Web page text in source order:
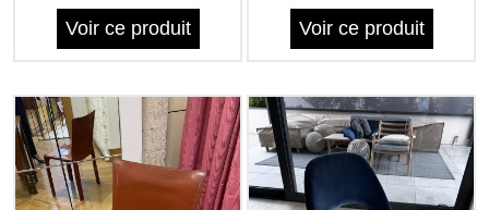
Voir ce produit Voir ce produit